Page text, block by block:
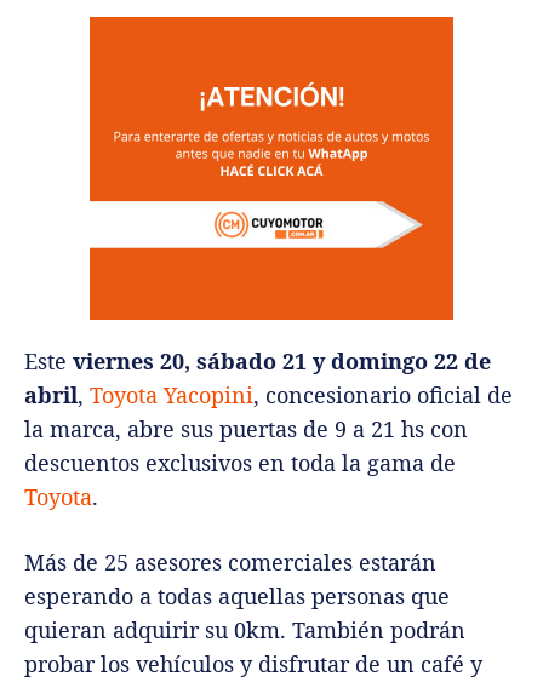
Este viernes 20, sábado 21 y domingo 22 de
abril, Toyota Yacopini, concesionario oficial de
la marca, abre sus puertas de 9 a 21 hs con
descuentos exclusivos en toda la gama de
Toyota.
Más de 25 asesores comerciales estarán
esperando a todas aquellas personas que
quieran adquirir su 0km. También podrán
probar los vehículos y disfrutar de un café y